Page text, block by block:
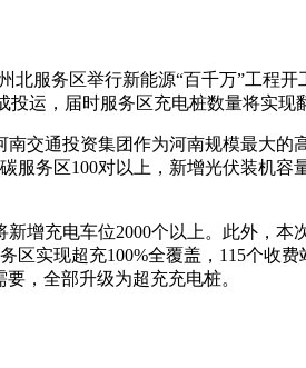
务区举行新能源“百千万”工程开
运，届时服务区充电桩数量将实现
通投资集团作为河南规模最大的
务区100对以上，新增光伏装机容
充电车位2000个以上。此外，本
实现超充100%全覆盖，115个收
，全部升级为超充充电桩。